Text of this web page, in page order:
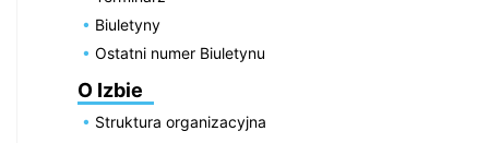
Biuletyny
Ostatni numer Biuletynu
O Izbie
Struktura organizacyjna